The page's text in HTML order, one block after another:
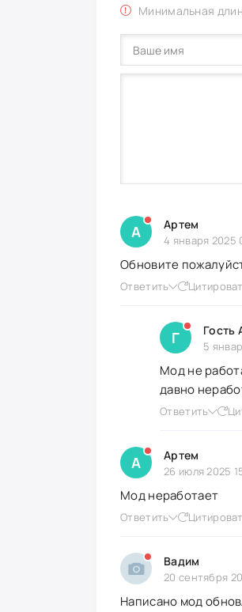
Минимальная
А Артем
4 января 2025
Обновите
Ответить
Г Гость
5
Мод не
давно
Ответить
А Артем
26 июля 2025
Мод неработает
Ответить
Вадим
20 сентября
Написано мод